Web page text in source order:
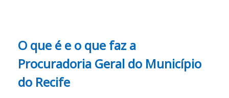
O que é e o que faz a
Procuradoria Geral do Município
do Recife